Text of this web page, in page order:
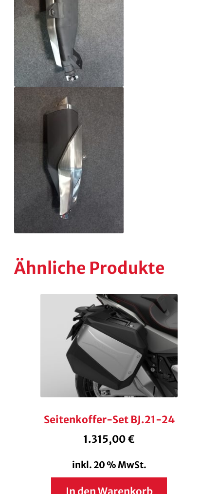
Ähnliche Produkte
Seitenkoffer-Set BJ.21-24
1.315,00€
inkl. 20 % MwSt.